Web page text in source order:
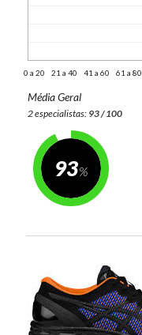
0 a 20 21 a 40 41 a 60 61 a 80
Média Geral
2 especialistas: 93 / 100
93